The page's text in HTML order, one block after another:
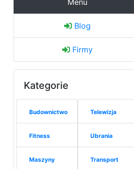
Menu
Blog
Firmy
Kategorie
Budownictwo
Fitness
Maszyny
Telewizja
Ubrania
Transport